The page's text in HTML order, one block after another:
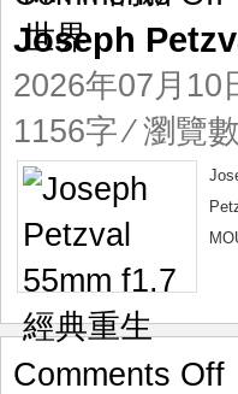
經
典
重
Joseph
2026年07月10
1156字 ⁄ 瀏覽
Comments Offon